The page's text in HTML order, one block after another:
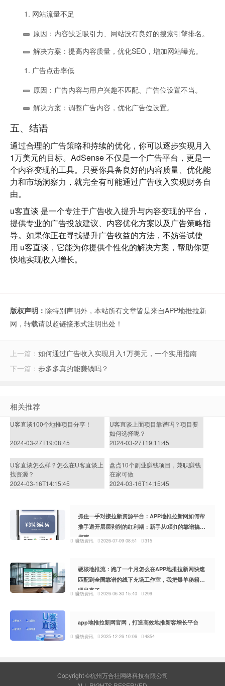
网站流量不足
原因：内容缺乏吸引力、网站没有良好的搜索引擎排名。
解决方案：提高内容质量，优化SEO，增加网站曝光。
广告点击率低
原因：广告内容与用户兴趣不匹配、广告位设置不当。
解决方案：调整广告内容，优化广告位设置。
五、结语
通过合理的广告策略和持续的优化，你可以逐步实现月入
1万美元的目标。AdSense 不仅是一个广告平台，更是一
个内容变现的工具。只要你具备良好的内容质量、优化能
力和市场洞察力，就完全有可能通过广告收入实现财务自
由。
u客直谈 是一个专注于广告收入提升与内容变现的平台，
提供专业的广告投放建议、内容优化方案以及广告策略指
导。如果你正在寻找提升广告收益的方法，不妨尝试使
用 u客直谈 ，它能为你提供个性化的解决方案，帮助你更
快地实现收入增长。
版权声明： 除特别声明外，本站所有文章皆是来自APP地推拉新
网，转载请以超链接形式注明出处！
上一篇： 如何通过广告收入实现月入1万美元，一个实用指南
下一篇： 步多多真的能赚钱吗？
相关推荐
U客直谈100个地推项目分享！
2024-03-27T19:08:45
U客直谈上面项目靠谱吗？项目要
如何选择呢？
2024-03-27T19:11:45
U客直谈怎么样？怎么在U客直谈上
找资源？
2024-03-16T14:15:45
盘点10个副业赚钱项目，兼职赚钱
在家可做
2024-03-16T14:15:45
抓住一手对接拉新资源平台：APP地推拉新网如何帮
推手避开层层剥削的红利期：新手从0到1的靠谱搞钱
指南
赚钱资讯 2026-07-09 08:51 315
硬核地推流：跑了一个月怎么在APP地推拉新网快速
匹配到全国靠谱的线下充场工作室，我把爆单秘籍整
理出来了
赚钱资讯 2026-06-30 15:40 299
app地推拉新网官网，打造高效地推新客增长平台
赚钱资讯 2025-12-26 10:06 4854
Copyright ©杭州万合社网络科技有限公司